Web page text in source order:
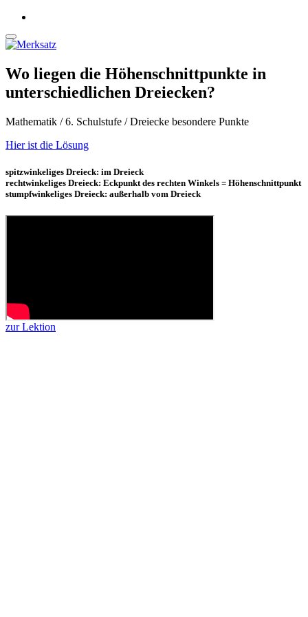
Wo liegen die Höhenschnittpunkte in
unterschiedlichen Dreiecken?
Mathematik / 6. Schulstufe / Dreiecke besondere Punkte
Hier ist die Lösung
spitzwinkeliges Dreieck: im Dreieck
rechtwinkeliges Dreieck: Eckpunkt des rechten Winkels = Höhenschnittpunkt
stumpfwinkeliges Dreieck: außerhalb vom Dreieck
zur Lektion